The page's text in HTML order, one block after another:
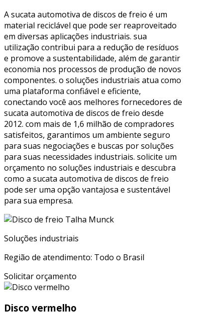
A sucata automotiva de discos de freio é um
material reciclável que pode ser reaproveitado
em diversas aplicações industriais. sua
utilização contribui para a redução de resíduos
e promove a sustentabilidade, além de garantir
economia nos processos de produção de novos
componentes. o soluções industriais atua como
uma plataforma confiável e eficiente,
conectando você aos melhores fornecedores de
sucata automotiva de discos de freio desde
2012. com mais de 1,6 milhão de compradores
satisfeitos, garantimos um ambiente seguro
para suas negociações e buscas por soluções
para suas necessidades industriais. solicite um
orçamento no soluções industriais e descubra
como a sucata automotiva de discos de freio
pode ser uma opção vantajosa e sustentável
para sua empresa.
Soluções industriais
Região de atendimento: Todo o Brasil
Solicitar orçamento
Disco vermelho